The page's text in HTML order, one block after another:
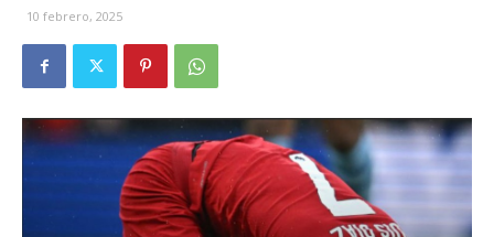
10 febrero, 2025